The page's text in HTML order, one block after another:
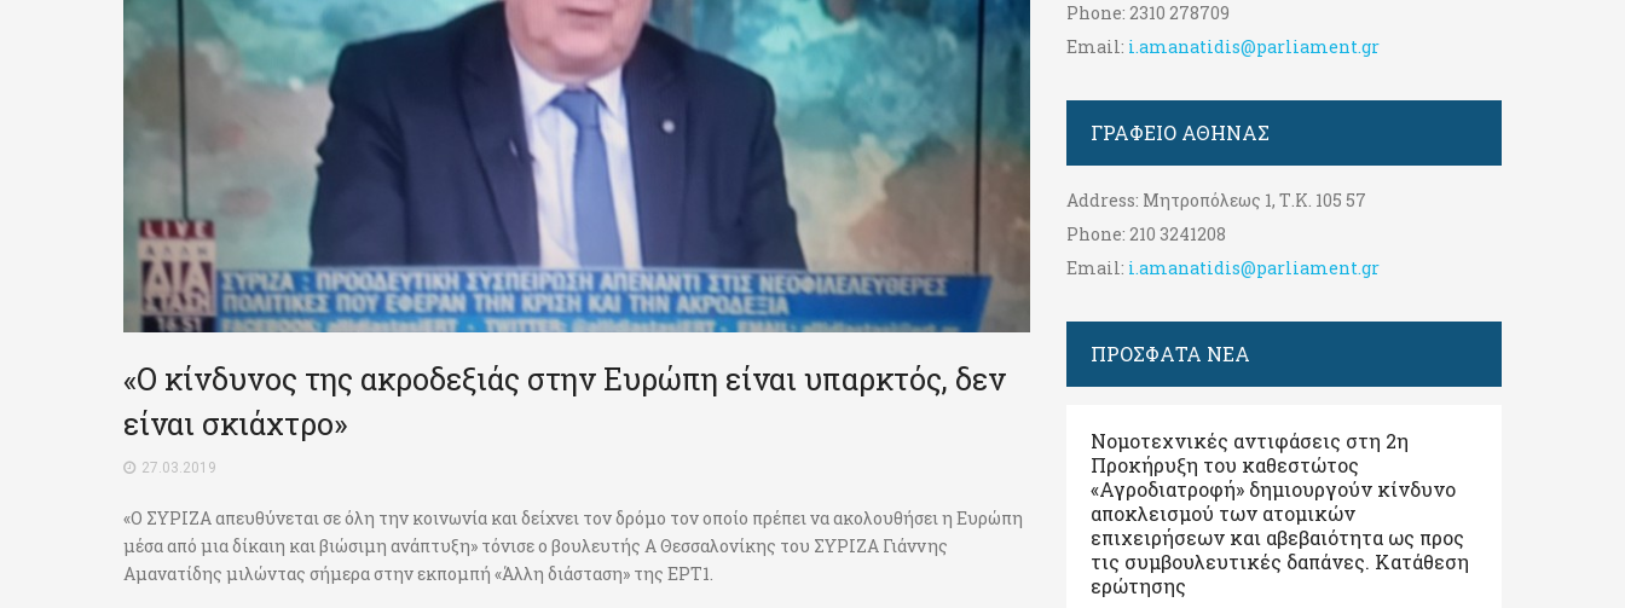
«Ο κίνδυνος της ακροδεξιάς στην Ευρώπη είναι υπαρκτός, δεν
είναι σκιάχτρο»
27.03.2019
«Ο ΣΥΡΙΖΑ απευθύνεται σε όλη την κοινωνία και δείχνει τον δρόμο τον οποίο πρέπει να ακολουθήσει η Ευρώπη
μέσα από μια δίκαιη και βιώσιμη ανάπτυξη» τόνισε ο βουλευτής Α Θεσσαλονίκης του ΣΥΡΙΖΑ Γιάννης
Αμανατίδης μιλώντας σήμερα στην εκπομπή «Άλλη διάσταση» της ΕΡΤ1.
Phone: 2310 278709
Email: i.amanatidis@parliament.gr
ΓΡΑΦΕΊΟ ΑΘΉΝΑΣ
Address: Μητροπόλεως 1, Τ.Κ. 105 57
Phone: 210 3241208
Email: i.amanatidis@parliament.gr
ΠΡΟΣΦΑΤΑ ΝΕΑ
Νομοτεχνικές αντιφάσεις στη 2η
Προκήρυξη του καθεστώτος
«Αγροδιατροφή» δημιουργούν κίνδυνο
αποκλεισμού των ατομικών
επιχειρήσεων και αβεβαιότητα ως προς
τις συμβουλευτικές δαπάνες. Κατάθεση
ερώτησης